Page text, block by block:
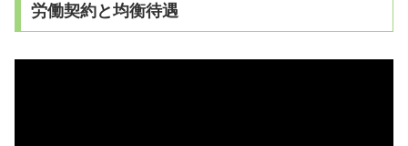
労働契約と均衡待遇